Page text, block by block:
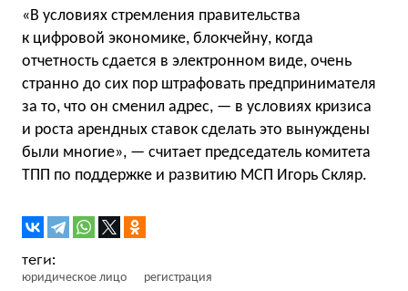
«В условиях стремления правительства
к цифровой экономике, блокчейну, когда
отчетность сдается в электронном виде, очень
странно до сих пор штрафовать предпринимателя
за то, что он сменил адрес, — в условиях кризиса
и роста арендных ставок сделать это вынуждены
были многие», — считает председатель комитета
ТПП по поддержке и развитию МСП Игорь Скляр.
юридическое лицо регистрация